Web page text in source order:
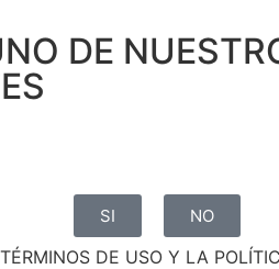
DE
SI NO
DE USO Y LA